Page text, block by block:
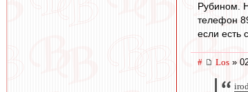
Рубином.
телефон
если есть
# Los »